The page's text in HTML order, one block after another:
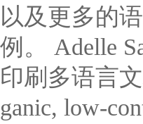
以及更多的
例。 Adelle
印刷多语言
ganic, low-